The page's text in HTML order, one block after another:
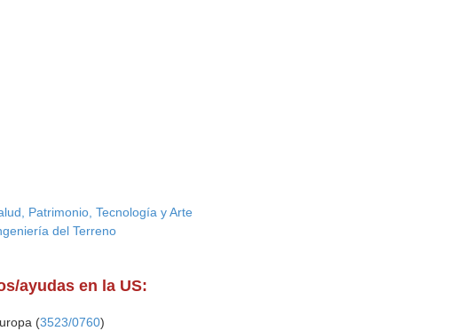
Patrimonio, Tecnología y Arte
del Terreno
ayudas en la US:
(3523/0760)